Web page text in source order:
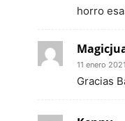
horro
11 enero
Gracias